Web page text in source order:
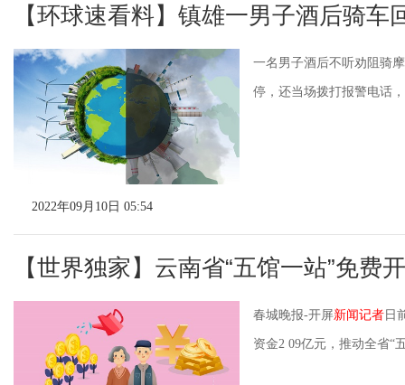
【环球速看料】镇雄一男子酒后骑车
一名男子酒后不听劝阻骑
停，还当场拨打报警电话
2022年09月10日 05:54
【世界独家】云南省“五馆一站”免费
春城晚报-开屏新闻记者日
资金2 09亿元，推动全省“